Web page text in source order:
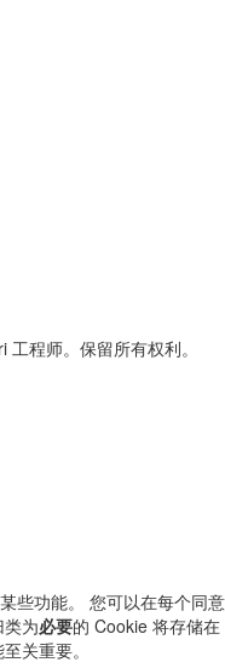
程师。保留所有权利。
些功能。 您可以在每个同意
为必要的 Cookie 将存储在
关重要。